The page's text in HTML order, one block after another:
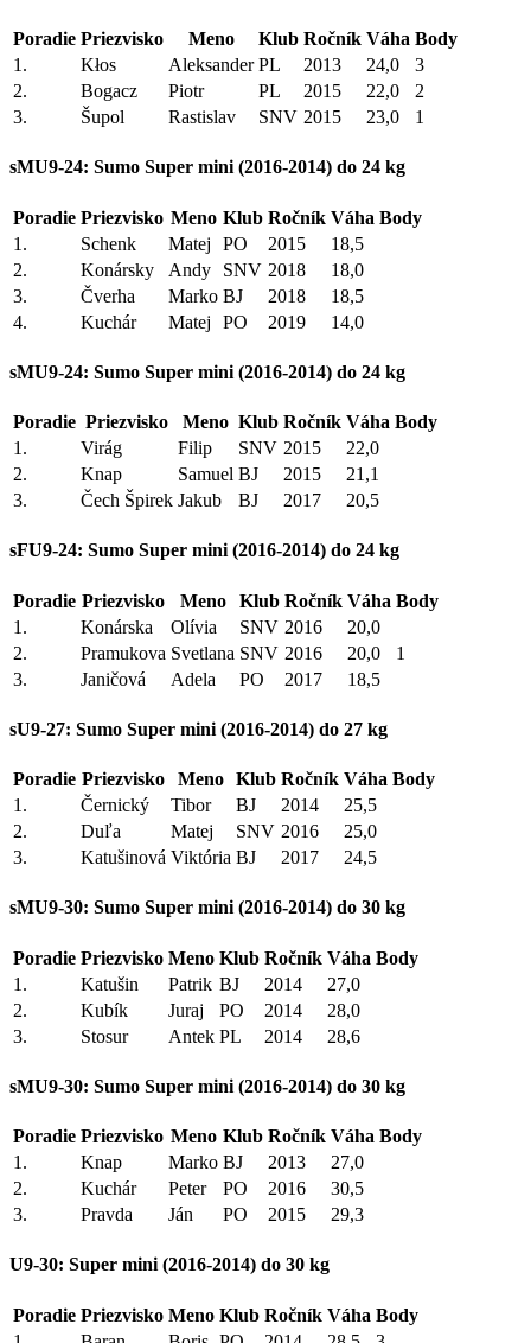
Poradie Priezvisko Meno Klub Ročník Váha Body
1.
Kłos Aleksander PL 2013 24,0
3
2.
Bogacz Piotr PL 2015 22,0
2
3.
Šupol Rastislav SNV 2015 23,0 1
sMU9-24: Sumo Super mini (2016-2014) do 24 kg
Poradie Priezvisko Meno Klub Ročník Váha Body
1.
Schenk Matej PO 2015
18,5
2.
Konársky Andy SNV 2018
18,0
3.
Čverha Marko BJ 2018
18,5
4.
Kuchár Matej PO 2019 14,0
sMU9-24: Sumo Super mini (2016-2014) do 24 kg
Poradie Priezvisko Meno Klub Ročník Váha Body
1.
Virág Filip SNV 2015
22,0
2.
Knap Samuel BJ 2015
21,1
3.
Čech Špirek Jakub BJ 2017 20,5
sFU9-24: Sumo Super mini (2016-2014) do 24 kg
Poradie Priezvisko Meno Klub Ročník Váha Body
1.
Konárska Olívia SNV 2016
20,0
2.
Pramukova Svetlana SNV 2016 20,0
1
3.
Janičová Adela PO 2017 18,5
sU9-27: Sumo Super mini (2016-2014) do 27 kg
Poradie Priezvisko Meno Klub Ročník Váha Body
1.
Černický Tibor BJ 2014
25,5
2.
Duľa Matej SNV 2016
25,0
3.
Katušinová Viktória BJ 2017 24,5
sMU9-30: Sumo Super mini (2016-2014) do 30 kg
Poradie Priezvisko Meno Klub Ročník Váha Body
1.
Katušin Patrik BJ 2014
27,0
2.
Kubík Juraj PO 2014
28,0
3.
Stosur Antek PL 2014 28,6
sMU9-30: Sumo Super mini (2016-2014) do 30 kg
Poradie Priezvisko Meno Klub Ročník Váha Body
1.
Knap Marko BJ 2013
27,0
2.
Kuchár Peter PO 2016
30,5
3.
Pravda Ján PO 2015 29,3
U9-30: Super mini (2016-2014) do 30 kg
Poradie Priezvisko Meno Klub Ročník Váha Body